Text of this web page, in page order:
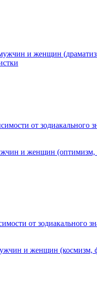
и женщин
от зодиакального
и женщин (оптимизм,
от зодиакального
и женщин (космизм,